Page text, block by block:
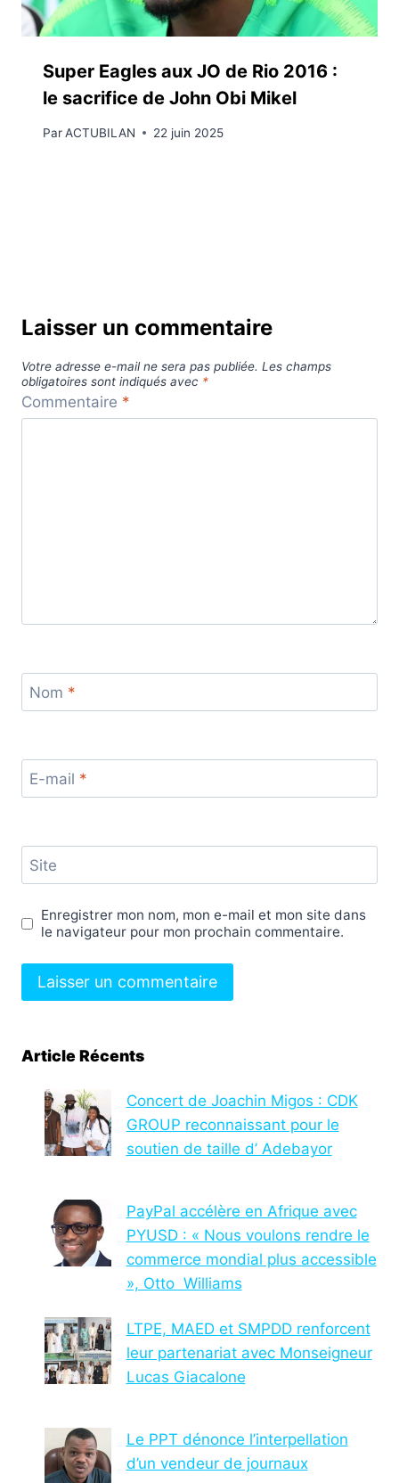
Super Eagles aux JO de Rio 2016 :
le sacrifice de John Obi Mikel
ParACTUBILAN 22 juin 2025
Laisser un commentaire
Votre adresse e-mail ne sera pas publiée. Les champs
obligatoires sont indiqués avec *
Commentaire *
Nom *
E-mail *
Site
Enregistrer mon nom, mon e-mail et mon site dans
le navigateur pour mon prochain commentaire.
Article Récents
Concert de Joachin Migos : CDK
GROUP reconnaissant pour le
soutien de taille d’ Adebayor
PayPal accélère en Afrique avec
PYUSD : « Nous voulons rendre le
commerce mondial plus accessible
», Otto Williams
LTPE, MAED et SMPDD renforcent
leur partenariat avec Monseigneur
Lucas Giacalone
Le PPT dénonce l’interpellation
d’un vendeur de journaux